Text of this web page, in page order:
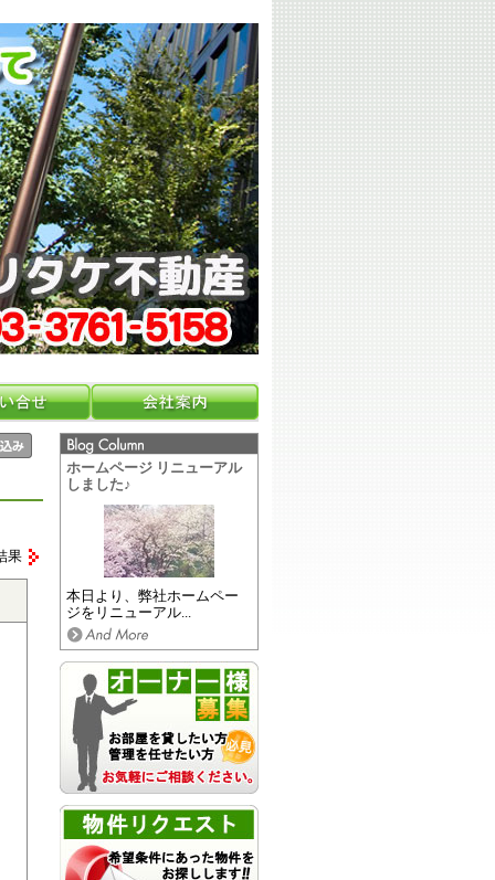
ホームページ リニューアル
しました♪
本日より、弊社ホームペー
ジをリニューアル...
果